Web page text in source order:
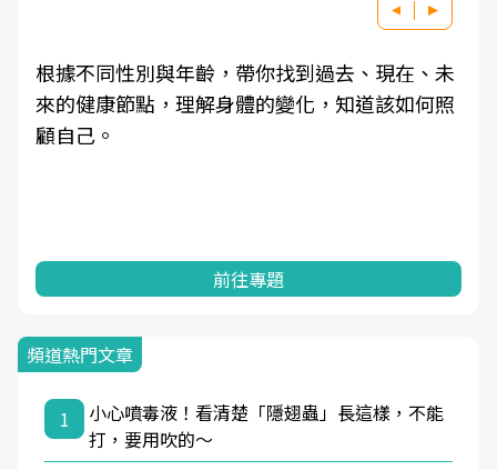
根據不同性別與年齡，帶你找到過去、現在、未
來的健康節點，理解身體的變化，知道該如何照
顧自己。
前往專題
頻道熱門文章
1
小心噴毒液！看清楚「隱翅蟲」長這樣，不能
打，要用吹的～